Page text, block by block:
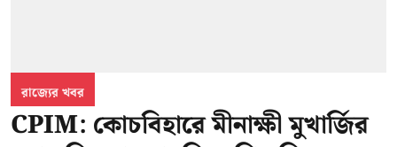
রাজ্যের খবর
CPIM: কোচবিহারে মীনাক্ষী মুখার্জির